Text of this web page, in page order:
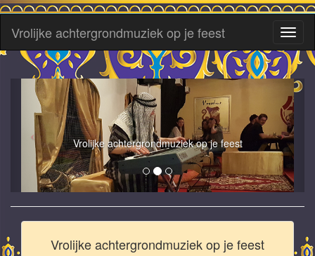
Vrolijke achtergrondmuziek op je feest
Vrolijke achtergrondmuziek op je feest
Vrolijke achtergrondmuziek op je feest